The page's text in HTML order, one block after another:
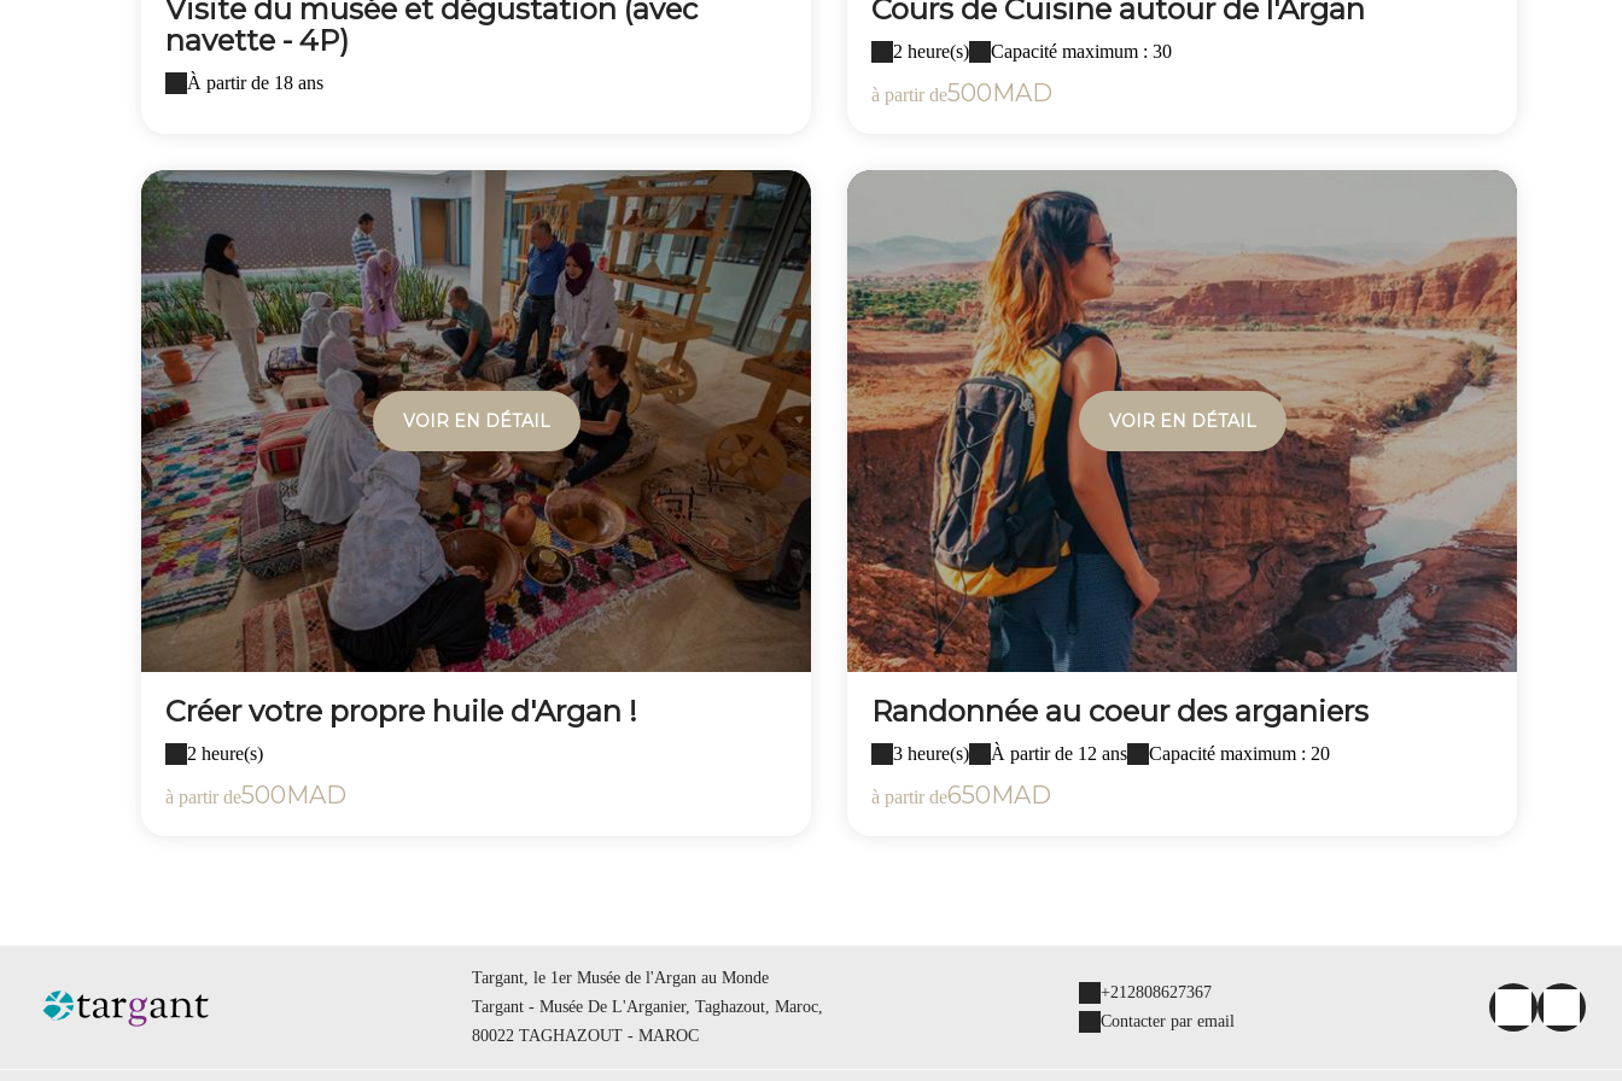
Visite du musée et dégustation (avec
navette - 4P)
À partir de 18 ans
Cours de Cuisine autour de l'Argan
2 heure(s) Capacité maximum : 30
à partir de500MAD
VOIR EN DÉTAIL
Créer votre propre huile d'Argan !
2 heure(s)
à partir de500MAD
VOIR EN DÉTAIL
Randonnée au coeur des arganiers
3 heure(s) À partir de 12 ans Capacité maximum : 20
à partir de650MAD
Targant, le 1er Musée de l'Argan au Monde
Targant - Musée De L'Arganier, Taghazout, Maroc,
80022 TAGHAZOUT - MAROC
+212808627367
Contacter par email